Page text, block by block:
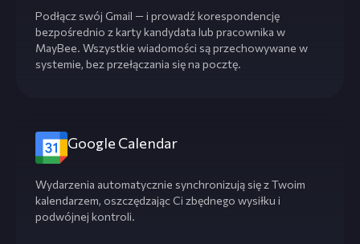
Podłącz swój Gmail — i prowadź korespondencję
bezpośrednio z karty kandydata lub pracownika w
MayBee. Wszystkie wiadomości są przechowywane w
systemie, bez przełączania się na pocztę.
Google Calendar
Wydarzenia automatycznie synchronizują się z Twoim
kalendarzem, oszczędzając Ci zbędnego wysiłku i
podwójnej kontroli.